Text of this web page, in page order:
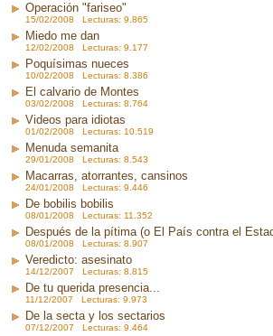
Operación "fariseo"
15/02/2008 Lecturas: 9.865
Miedo me dan
12/02/2008 Lecturas: 9.177
Poquísimas nueces
10/02/2008 Lecturas: 8.386
El calvario de Montes
03/02/2008 Lecturas: 8.764
Videos para idiotas
01/02/2008 Lecturas: 10.519
Menuda semanita
29/01/2008 Lecturas: 8.543
Macarras, atorrantes, cansinos
24/01/2008 Lecturas: 9.446
De bobilis bobilis
08/01/2008 Lecturas: 11.352
Después de la pítima (o El País contra el
08/01/2008 Lecturas: 8.907
Veredicto: asesinato
14/12/2007 Lecturas: 8.815
De tu querida presencia...
11/12/2007 Lecturas: 9.973
De la secta y los sectarios
07/12/2007 Lecturas: 9.464